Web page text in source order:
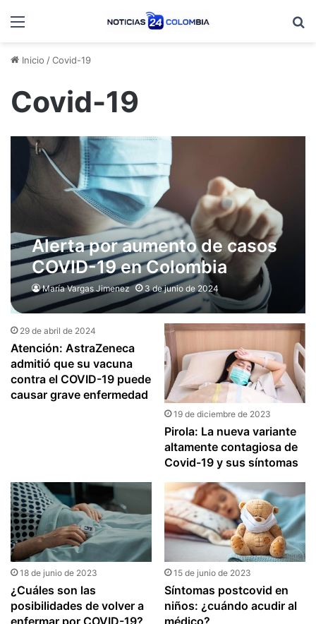
Menú
Inicio /Covid-19
Covid-19
Alerta por aumento de casos
COVID-19 en Colombia
María Vargas Jimenez 3 de junio de 2024
29 de abril de 2024
Atención: AstraZeneca
admitió que su vacuna
contra el COVID-19 puede
causar grave enfermedad
19 de diciembre de 2023
Pirola: La nueva variante
altamente contagiosa de
Covid-19 y sus síntomas
18 de junio de 2023
¿Cuáles son las
posibilidades de volver a
15 de junio de 2023
Síntomas postcovid en
niños: ¿cuándo acudir al